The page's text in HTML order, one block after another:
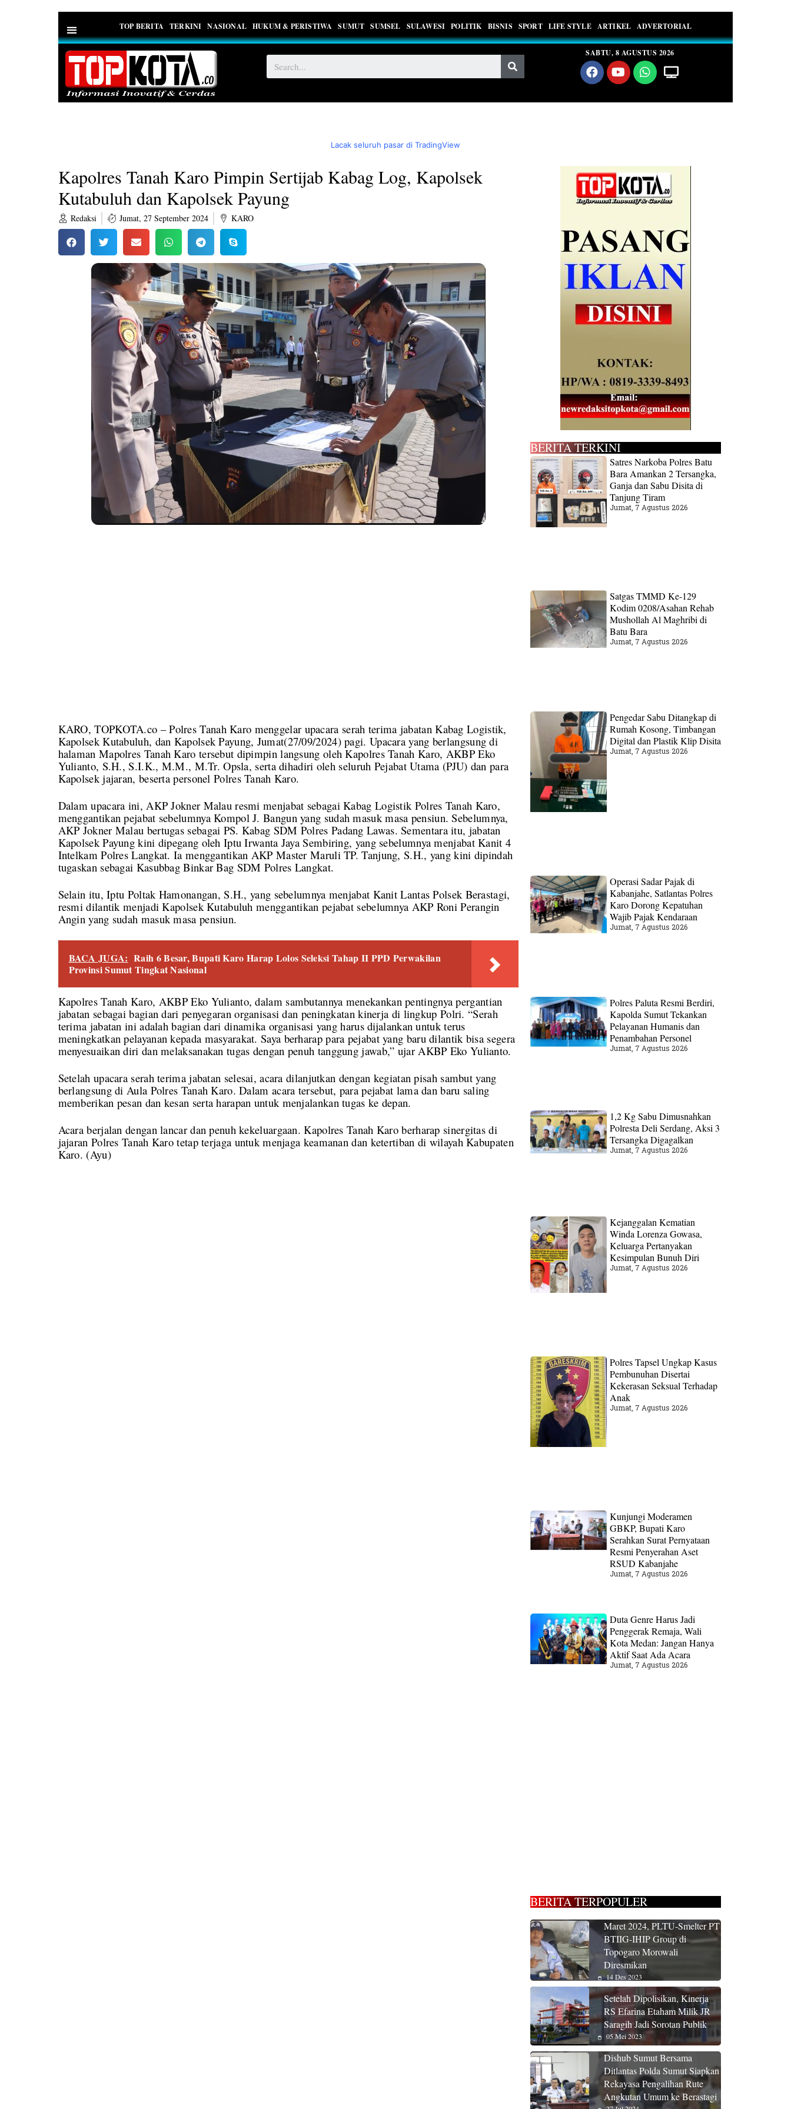
TOP BERITA TERKINI NASIONAL HUKUM & PERISTIWA SUMUT SUMSEL SULAWESI POLITIK BISNIS SPORT LIFE STYLE ARTIKEL ADVERTORIAL
SABTU, 8 AGUSTUS 2026
Lacak seluruh pasar di TradingView
Kapolres Tanah Karo Pimpin Sertijab Kabag Log, Kapolsek
Kutabuluh dan Kapolsek Payung
Redaksi Jumat, 27 September 2024 KARO
KARO, TOPKOTA.co – Polres Tanah Karo menggelar upacara serah terima jabatan Kabag Logistik,
Kapolsek Kutabuluh, dan Kapolsek Payung, Jumat(27/09/2024) pagi. Upacara yang berlangsung di
halaman Mapolres Tanah Karo tersebut dipimpin langsung oleh Kapolres Tanah Karo, AKBP Eko
Yulianto, S.H., S.I.K., M.M., M.Tr. Opsla, serta dihadiri oleh seluruh Pejabat Utama (PJU) dan para
Kapolsek jajaran, beserta personel Polres Tanah Karo.
Dalam upacara ini, AKP Jokner Malau resmi menjabat sebagai Kabag Logistik Polres Tanah Karo,
menggantikan pejabat sebelumnya Kompol J. Bangun yang sudah masuk masa pensiun. Sebelumnya,
AKP Jokner Malau bertugas sebagai PS. Kabag SDM Polres Padang Lawas. Sementara itu, jabatan
Kapolsek Payung kini dipegang oleh Iptu Irwanta Jaya Sembiring, yang sebelumnya menjabat Kanit 4
Intelkam Polres Langkat. Ia menggantikan AKP Master Maruli TP. Tanjung, S.H., yang kini dipindah
tugaskan sebagai Kasubbag Binkar Bag SDM Polres Langkat.
Selain itu, Iptu Poltak Hamonangan, S.H., yang sebelumnya menjabat Kanit Lantas Polsek Berastagi,
resmi dilantik menjadi Kapolsek Kutabuluh menggantikan pejabat sebelumnya AKP Roni Perangin
Angin yang sudah masuk masa pensiun.
BACA JUGA: Raih 6 Besar, Bupati Karo Harap Lolos Seleksi Tahap II PPD Perwakilan
Provinsi Sumut Tingkat Nasional
Kapolres Tanah Karo, AKBP Eko Yulianto, dalam sambutannya menekankan pentingnya pergantian
jabatan sebagai bagian dari penyegaran organisasi dan peningkatan kinerja di lingkup Polri. “Serah
terima jabatan ini adalah bagian dari dinamika organisasi yang harus dijalankan untuk terus
meningkatkan pelayanan kepada masyarakat. Saya berharap para pejabat yang baru dilantik bisa segera
menyesuaikan diri dan melaksanakan tugas dengan penuh tanggung jawab,” ujar AKBP Eko Yulianto.
Setelah upacara serah terima jabatan selesai, acara dilanjutkan dengan kegiatan pisah sambut yang
berlangsung di Aula Polres Tanah Karo. Dalam acara tersebut, para pejabat lama dan baru saling
memberikan pesan dan kesan serta harapan untuk menjalankan tugas ke depan.
Acara berjalan dengan lancar dan penuh kekeluargaan. Kapolres Tanah Karo berharap sinergitas di
jajaran Polres Tanah Karo tetap terjaga untuk menjaga keamanan dan ketertiban di wilayah Kabupaten
Karo. (Ayu)
BERITA TERKINI
Satres Narkoba Polres Batu
Bara Amankan 2 Tersangka,
Ganja dan Sabu Disita di
Tanjung Tiram
Jumat, 7 Agustus 2026
Satgas TMMD Ke-129
Kodim 0208/Asahan Rehab
Mushollah Al Maghribi di
Batu Bara
Jumat, 7 Agustus 2026
Pengedar Sabu Ditangkap di
Rumah Kosong, Timbangan
Digital dan Plastik Klip Disita
Jumat, 7 Agustus 2026
Operasi Sadar Pajak di
Kabanjahe, Satlantas Polres
Karo Dorong Kepatuhan
Wajib Pajak Kendaraan
Jumat, 7 Agustus 2026
Polres Paluta Resmi Berdiri,
Kapolda Sumut Tekankan
Pelayanan Humanis dan
Penambahan Personel
Jumat, 7 Agustus 2026
1,2 Kg Sabu Dimusnahkan
Polresta Deli Serdang, Aksi 3
Tersangka Digagalkan
Jumat, 7 Agustus 2026
Kejanggalan Kematian
Winda Lorenza Gowasa,
Keluarga Pertanyakan
Kesimpulan Bunuh Diri
Jumat, 7 Agustus 2026
Polres Tapsel Ungkap Kasus
Pembunuhan Disertai
Kekerasan Seksual Terhadap
Anak
Jumat, 7 Agustus 2026
Kunjungi Moderamen
GBKP, Bupati Karo
Serahkan Surat Pernyataan
Resmi Penyerahan Aset
RSUD Kabanjahe
Jumat, 7 Agustus 2026
Duta Genre Harus Jadi
Penggerak Remaja, Wali
Kota Medan: Jangan Hanya
Aktif Saat Ada Acara
Jumat, 7 Agustus 2026
BERITA TERPOPULER
Maret 2024, PLTU-Smelter PT
BTIIG-IHIP Group di
Topogaro Morowali
Diresmikan
14 Des 2023
Setelah Dipolisikan, Kinerja
RS Efarina Etaham Milik JR
Saragih Jadi Sorotan Publik
05 Mei 2023
Dishub Sumut Bersama
Ditlantas Polda Sumut Siapkan
Rekayasa Pengalihan Rute
Angkutan Umum ke Berastagi